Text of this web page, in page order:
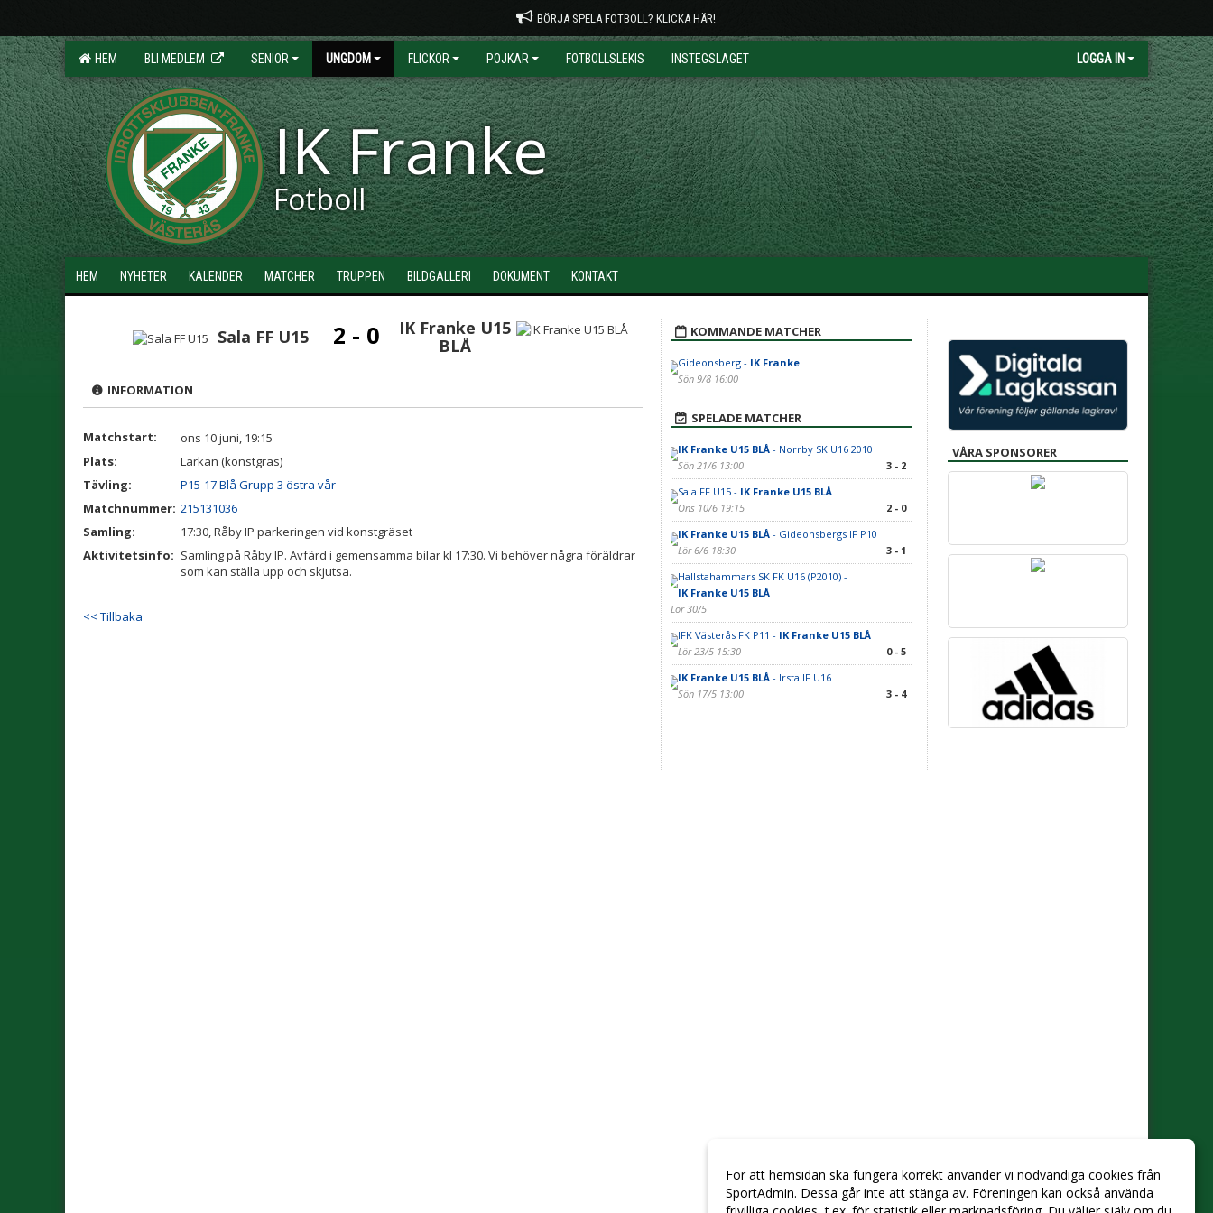
BÖRJA SPELA FOTBOLL? KLICKA HÄR!
HEM BLI MEDLEM SENIOR UNGDOM FLICKOR POJKAR FOTBOLLSLEKIS INSTEGSLAGET LOGGA IN
IK Franke
Fotboll
HEM NYHETER KALENDER MATCHER TRUPPEN BILDGALLERI DOKUMENT KONTAKT
Sala FF U15 2 - 0
IK Franke U15
BLÅ
INFORMATION
Matchstart:
ons 10 juni, 19:15
Plats:
Lärkan (konstgräs)
Tävling:
P15-17 Blå Grupp 3 östra vår
Matchnummer: 215131036
Samling:
17:30, Råby IP parkeringen vid konstgräset
Aktivitetsinfo: Samling på Råby IP. Avfärd i gemensamma bilar kl 17:30. Vi behöver några föräldrar
som kan ställa upp och skjutsa.
<< Tillbaka
KOMMANDE MATCHER
Gideonsberg - IK Franke
Sön 9/8 16:00
SPELADE MATCHER
IK Franke U15 BLÅ- Norrby SK U16 2010
Sön 21/6 13:00
3 - 2
Sala FF U15 - IK Franke U15 BLÅ
Ons 10/6 19:15
2 - 0
IK Franke U15 BLÅ- Gideonsbergs IF P10
Lör 6/6 18:30
3 - 1
Hallstahammars SK FK U16 (P2010) -
IK Franke U15 BLÅ
Lör 30/5
IFK Västerås FK P11 - IK Franke U15 BLÅ
Lör 23/5 15:30
0 - 5
IK Franke U15 BLÅ- Irsta IF U16
Sön 17/5 13:00
3 - 4
VÅRA SPONSORER
För att hemsidan ska fungera korrekt använder vi nödvändiga cookies från
SportAdmin. Dessa går inte att stänga av. Föreningen kan också använda